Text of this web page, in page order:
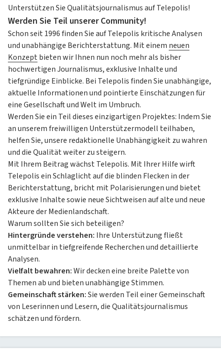
Unterstützen Sie Qualitätsjournalismus auf Telepolis!
Werden Sie Teil unserer Community!
Schon seit 1996 finden Sie auf Telepolis kritische Analysen
und unabhängige Berichterstattung. Mit einem neuen
Konzept bieten wir Ihnen nun noch mehr als bisher
hochwertigen Journalismus, exklusive Inhalte und
tiefgründige Einblicke. Bei Telepolis finden Sie unabhängige,
aktuelle Informationen und pointierte Einschätzungen für
eine Gesellschaft und Welt im Umbruch.
Werden Sie ein Teil dieses einzigartigen Projektes: Indem Sie
an unserem freiwilligen Unterstützermodell teilhaben,
helfen Sie, unsere redaktionelle Unabhängigkeit zu wahren
und die Qualität weiter zu steigern.
Mit Ihrem Beitrag wächst Telepolis. Mit Ihrer Hilfe wirft
Telepolis ein Schlaglicht auf die blinden Flecken in der
Berichterstattung, bricht mit Polarisierungen und bietet
exklusive Inhalte sowie neue Sichtweisen auf alte und neue
Akteure der Medienlandschaft.
Warum sollten Sie sich beteiligen?
Hintergründe verstehen: Ihre Unterstützung fließt
unmittelbar in tiefgreifende Recherchen und detaillierte
Analysen.
Vielfalt bewahren:Wir decken eine breite Palette von
Themen ab und bieten unabhängige Stimmen.
Gemeinschaft stärken:Sie werden Teil einer Gemeinschaft
von Leserinnen und Lesern, die Qualitätsjournalismus
schätzen und fördern.